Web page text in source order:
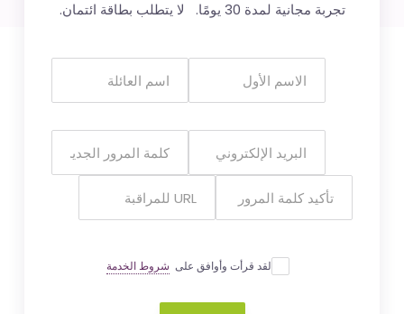
تجربة مجانية لمدة 30 يومًا. لا يتطلب بطاقة ائتمان.
لقد قرأت وأوافق علىشروط الخدمة